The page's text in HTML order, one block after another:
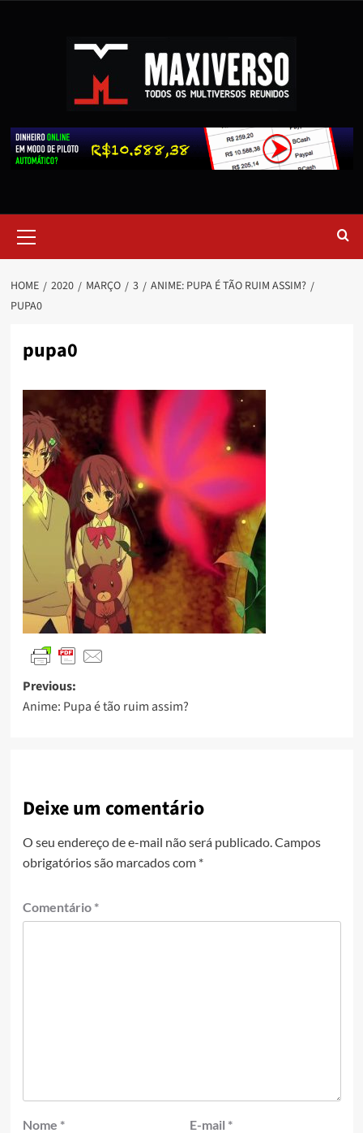
HOME 2020 MARÇO 3
ANIME: PUPA É TÃO RUIM ASSIM?
PUPA0
pupa0
Previous:
Anime: Pupa é tão ruim assim?
Deixe um comentário
O seu endereço de e-mail não será publicado. Campos
obrigatórios são marcados com *
Comentário *
Nome * E-mail *